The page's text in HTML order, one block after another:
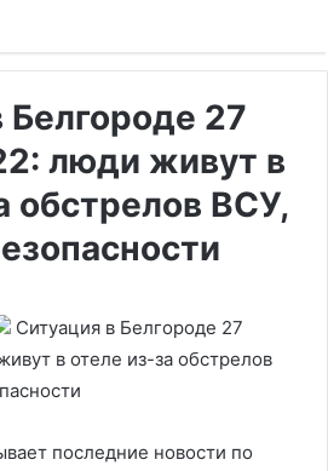
Белгороде 27
люди живут в
обстрелов ВСУ,
Ситуация в Белгороде 27
в отеле из-за обстрелов
последние новости по